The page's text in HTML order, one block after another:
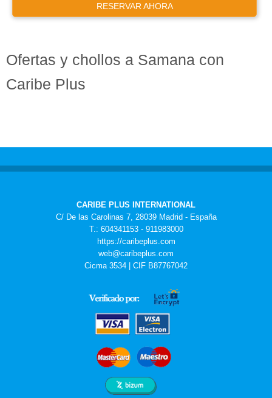
RESERVAR AHORA
Ofertas y chollos a Samana con
Caribe Plus
CARIBE PLUS INTERNATIONAL
C/ De las Carolinas 7, 28039 Madrid - España
T.: 604341153 - 911983000
https://caribeplus.com
web@caribeplus.com
Cicma 3534 | CIF B87767042